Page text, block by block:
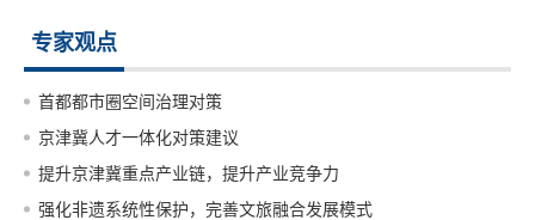
专家观点
首都都市圈空间治理对策
京津冀人才一体化对策建议
提升京津冀重点产业链，提升产业竞争力
强化非遗系统性保护，完善文旅融合发展模式